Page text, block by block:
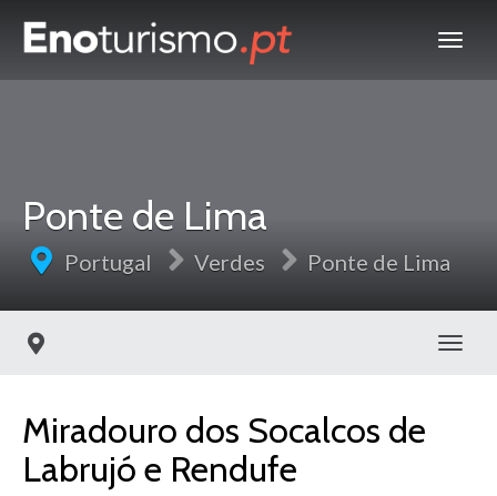
Ponte de Lima
Portugal Verdes Ponte de Lima
Miradouro dos Socalcos de
Labrujó e Rendufe